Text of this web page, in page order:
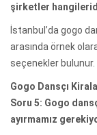
şirketler
İstanbul’da gogo
arasında örnek
seçenekler bulunur.
Gogo Dansçı
Soru 5: Gogo
ayırmamız